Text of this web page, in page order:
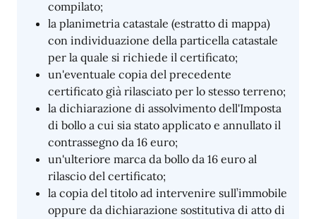
compilato;
la planimetria catastale (estratto di mappa)
con individuazione della particella catastale
per la quale si richiede il certificato;
un'eventuale copia del precedente
certificato già rilasciato per lo stesso terreno;
la dichiarazione di assolvimento dell'Imposta
di bollo a cui sia stato applicato e annullato il
contrassegno da 16 euro;
un'ulteriore marca da bollo da 16 euro al
rilascio del certificato;
la copia del titolo ad intervenire sull’immobile
oppure da dichiarazione sostitutiva di atto di